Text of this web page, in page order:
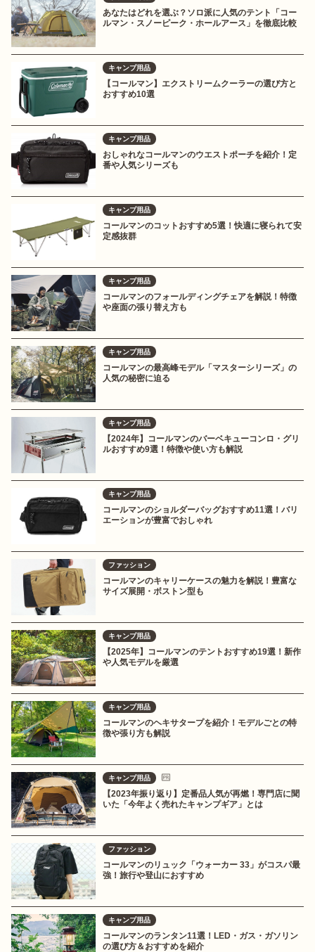
あなたはどれを選ぶ？ソロ派に人気のテント「コー
ルマン・スノーピーク・ホールアース」を徹底比較
キャンプ用品
【コールマン】エクストリームクーラーの選び方と
おすすめ10選
キャンプ用品
おしゃれなコールマンのウエストポーチを紹介！定
番や人気シリーズも
キャンプ用品
コールマンのコットおすすめ5選！快適に寝られて安
定感抜群
キャンプ用品
コールマンのフォールディングチェアを解説！特徴
や座面の張り替え方も
キャンプ用品
コールマンの最高峰モデル「マスターシリーズ」の
人気の秘密に迫る
キャンプ用品
【2024年】コールマンのバーベキューコンロ・グリ
ルおすすめ9選！特徴や使い方も解説
キャンプ用品
コールマンのショルダーバッグおすすめ11選！バリ
エーションが豊富でおしゃれ
ファッション
コールマンのキャリーケースの魅力を解説！豊富な
サイズ展開・ボストン型も
キャンプ用品
【2025年】コールマンのテントおすすめ19選！新作
や人気モデルを厳選
キャンプ用品
コールマンのヘキサタープを紹介！モデルごとの特
徴や張り方も解説
キャンプ用品
【2023年振り返り】定番品人気が再燃！専門店に聞
いた「今年よく売れたキャンプギア」とは
ファッション
コールマンのリュック「ウォーカー 33」がコスパ最
強！旅行や登山におすすめ
キャンプ用品
コールマンのランタン11選！LED・ガス・ガソリン
の選び方＆おすすめを紹介